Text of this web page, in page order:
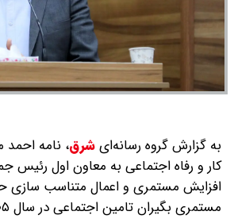
به گزارش گروه رسانه‌ایشرق، نامه احمد
کار و رفاه اجتماعی به معاون اول رئیس
افزایش مستمری و اعمال متناسب سازی
مستمری بگیران تامین اجتماعی در سال ١۴٠۵ ارسال شد.